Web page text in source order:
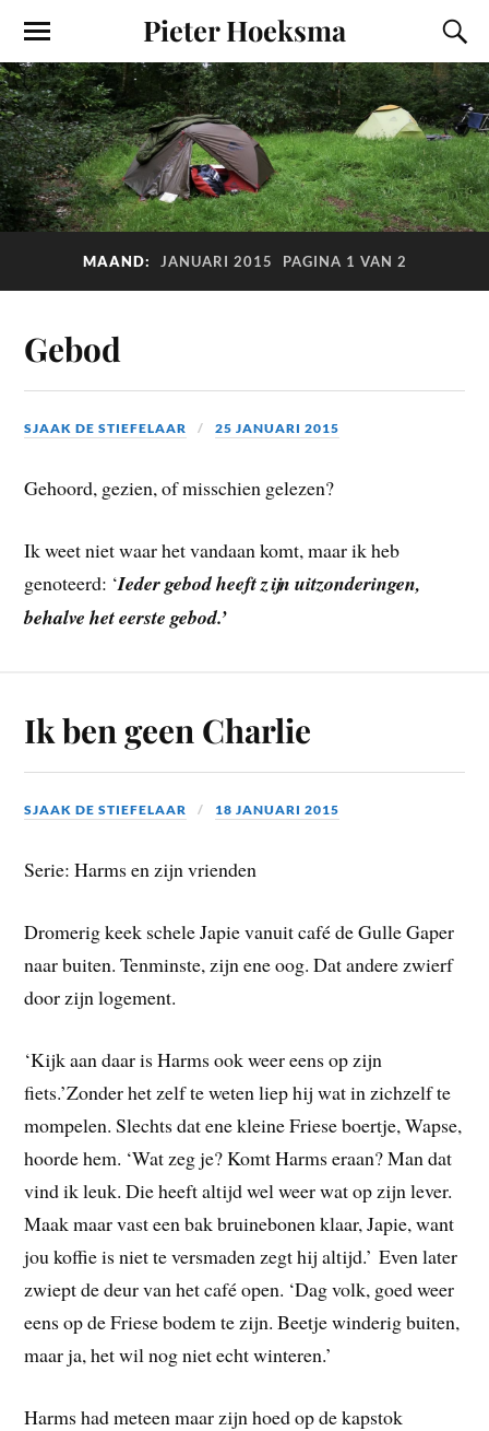
Pieter Hoeksma
MAAND: JANUARI 2015 PAGINA 1 VAN 2
Gebod
SJAAK DE STIEFELAAR 25 JANUARI 2015
Gehoord, gezien, of misschien gelezen?
Ik weet niet waar het vandaan komt, maar ik heb
genoteerd: ‘Ieder gebod heeft zijn uitzonderingen,
behalve het eerste gebod.’
Ik ben geen Charlie
SJAAK DE STIEFELAAR 18 JANUARI 2015
Serie: Harms en zijn vrienden
Dromerig keek schele Japie vanuit café de Gulle Gaper
naar buiten. Tenminste, zijn ene oog. Dat andere zwierf
door zijn logement.
‘Kijk aan daar is Harms ook weer eens op zijn
fiets.’Zonder het zelf te weten liep hij wat in zichzelf te
mompelen. Slechts dat ene kleine Friese boertje, Wapse,
hoorde hem. ‘Wat zeg je? Komt Harms eraan? Man dat
vind ik leuk. Die heeft altijd wel weer wat op zijn lever.
Maak maar vast een bak bruinebonen klaar, Japie, want
jou koffie is niet te versmaden zegt hij altijd.’ Even later
zwiept de deur van het café open. ‘Dag volk, goed weer
eens op de Friese bodem te zijn. Beetje winderig buiten,
maar ja, het wil nog niet echt winteren.’
Harms had meteen maar zijn hoed op de kapstok